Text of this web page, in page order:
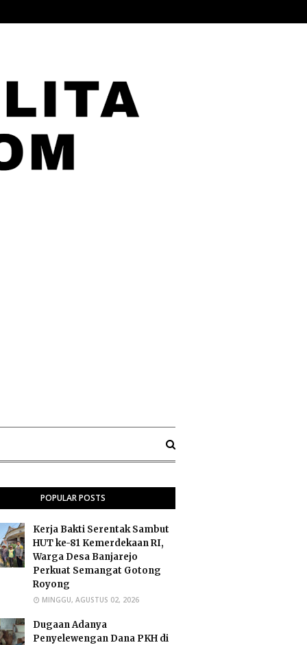
POPULAR POSTS
Kerja Bakti Serentak Sambut
HUT ke-81 Kemerdekaan RI,
Warga Desa Banjarejo
Perkuat Semangat Gotong
Royong
MINGGU, AGUSTUS 02, 2026
Dugaan Adanya
Penyelewengan Dana PKH di